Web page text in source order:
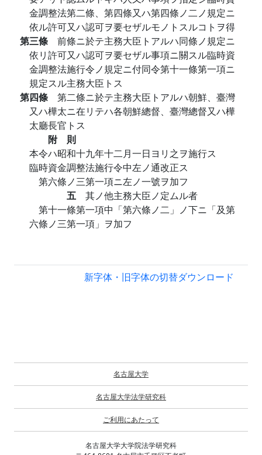
金調整法第二條、第四條又ハ第四條ノ二ノ規定ニ
依ル許可又ハ認可ヲ要セザルモノトスルコトヲ得
第三條 前條ニ於テ主務大臣トアルハ同條ノ規定ニ
依リ許可又ハ認可ヲ要セザル事項ニ關スル臨時資
金調整法施行令ノ規定ニ付同令第十一條第一項ニ
規定スル主務大臣トス
第四條 第二條ニ於テ主務大臣トアルハ朝鮮、臺灣
又ハ樺太ニ在リテハ各朝鮮總督、臺灣總督又ハ樺
太廳長官トス
附 則
本令ハ昭和十九年十二月一日ヨリ之ヲ施行ス
臨時資金調整法施行令中左ノ通改正ス
第六條ノ三第一項ニ左ノ一號ヲ加フ
五 其ノ他主務大臣ノ定ムル者
第十一條第一項中「第六條ノ二」ノ下ニ「及第
六條ノ三第一項」ヲ加フ
新字体・旧字体の切替ダウンロード
名古屋大学
名古屋大学法学研究科
ご利用にあたって
名古屋大学大学院法学研究科